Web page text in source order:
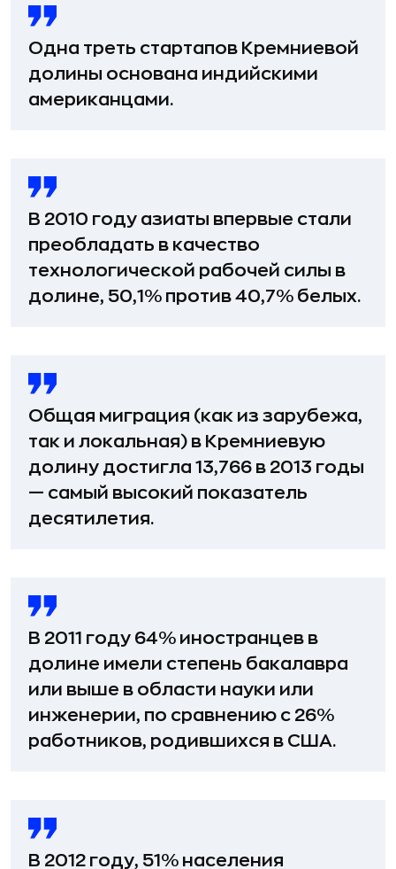
Одна треть стартапов Кремниевой
долины основана индийскими
американцами.
В 2010 году азиаты впервые стали
преобладать в качество
технологической рабочей силы в
долине, 50,1% против 40,7% белых.
Общая миграция (как из зарубежа,
так и локальная) в Кремниевую
долину достигла 13,766 в 2013 годы
— самый высокий показатель
десятилетия.
В 2011 году 64% иностранцев в
долине имели степень бакалавра
или выше в области науки или
инженерии, по сравнению с 26%
работников, родившихся в США.
В 2012 году, 51% населения